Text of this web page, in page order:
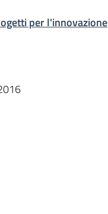
per l'innovazione